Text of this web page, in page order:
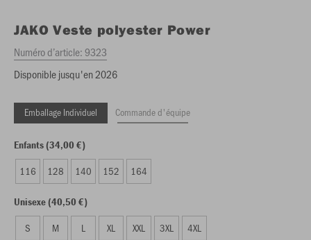
JAKO Veste polyester Power
Numéro d’article:9323
Disponible jusqu'en 2026
Emballage Individuel Commande d'équipe
Enfants (34,00 €)
116 128 140 152 164
Unisexe (40,50 €)
S M L XL XXL 3XL 4XL